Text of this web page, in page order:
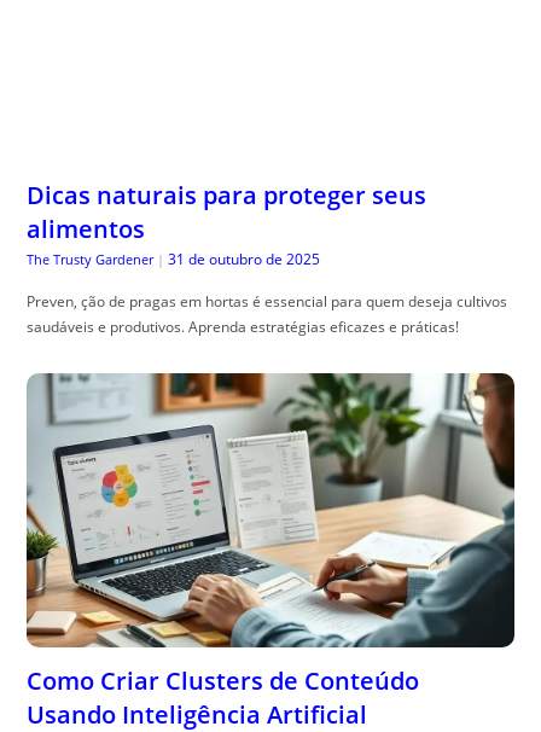
Dicas naturais para proteger seus
alimentos
The Trusty Gardener | 31 de outubro de 2025
Preven, ção de pragas em hortas é essencial para quem deseja cultivos
saudáveis e produtivos. Aprenda estratégias eficazes e práticas!
Como Criar Clusters de Conteúdo
Usando Inteligência Artificial